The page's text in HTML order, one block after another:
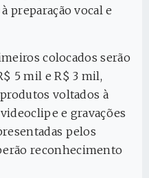
preparação vocal e
colocados serão
5 mil e R$ 3 mil,
voltados à
e gravações
pelos
reconhecimento